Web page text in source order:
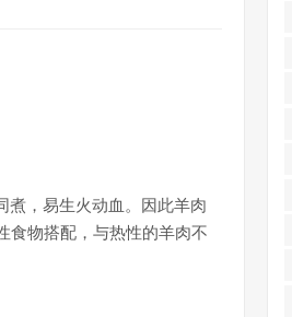
煮，易生火动血。因此羊肉
食物搭配，与热性的羊肉不